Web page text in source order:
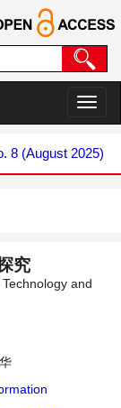
切
换
航
8 (August 2025)
究
and